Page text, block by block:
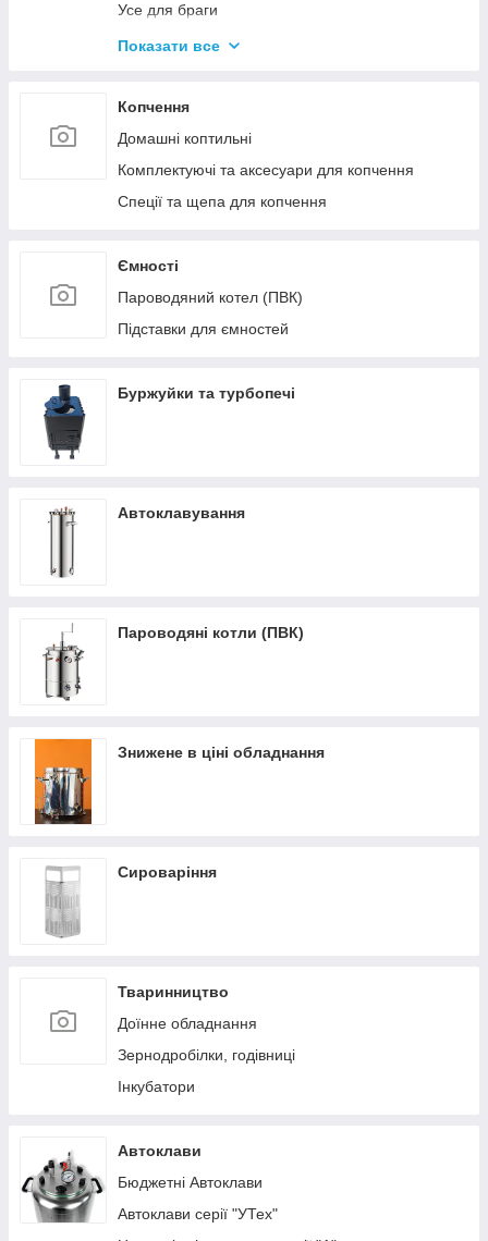
Усе для браги
Комплектуючі та запчастини
Колони без ємності
Показати все
Копчення
Домашні коптильні
Комплектуючі та аксесуари для копчення
Спеції та щепа для копчення
Ємності
Пароводяний котел (ПВК)
Підставки для ємностей
Буржуйки та турбопечі
Автоклавування
Пароводяні котли (ПВК)
Знижене в ціні обладнання
Сироваріння
Тваринництво
Доїнне обладнання
Зернодробілки, годівниці
Інкубатори
Автоклави
Бюджетні Автоклави
Автоклави серії "УТех"